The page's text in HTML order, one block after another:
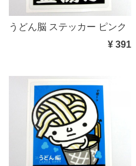
うどん脳 ステッカー ピンク
¥ 391